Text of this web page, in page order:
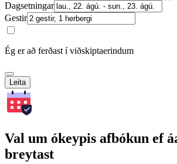
Dagsetningar
Gestir
Ég er að ferðast í viðskiptaerindum
Leita
Val um ókeypis afbókun ef
breytast